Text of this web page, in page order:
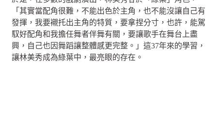
「其實當配角很難，不能出色於主角，也不能沒讓自己有
發揮，我要襯托出主角的特質，要拿捏分寸，也許，能駕
馭好配角和我擔任舞者伴舞有關，要讓歌手在舞台上盡
興，自己也因舞蹈讓整體感更完整。」這37年來的學習，
讓林美秀成為綠葉中，最亮眼的存在。